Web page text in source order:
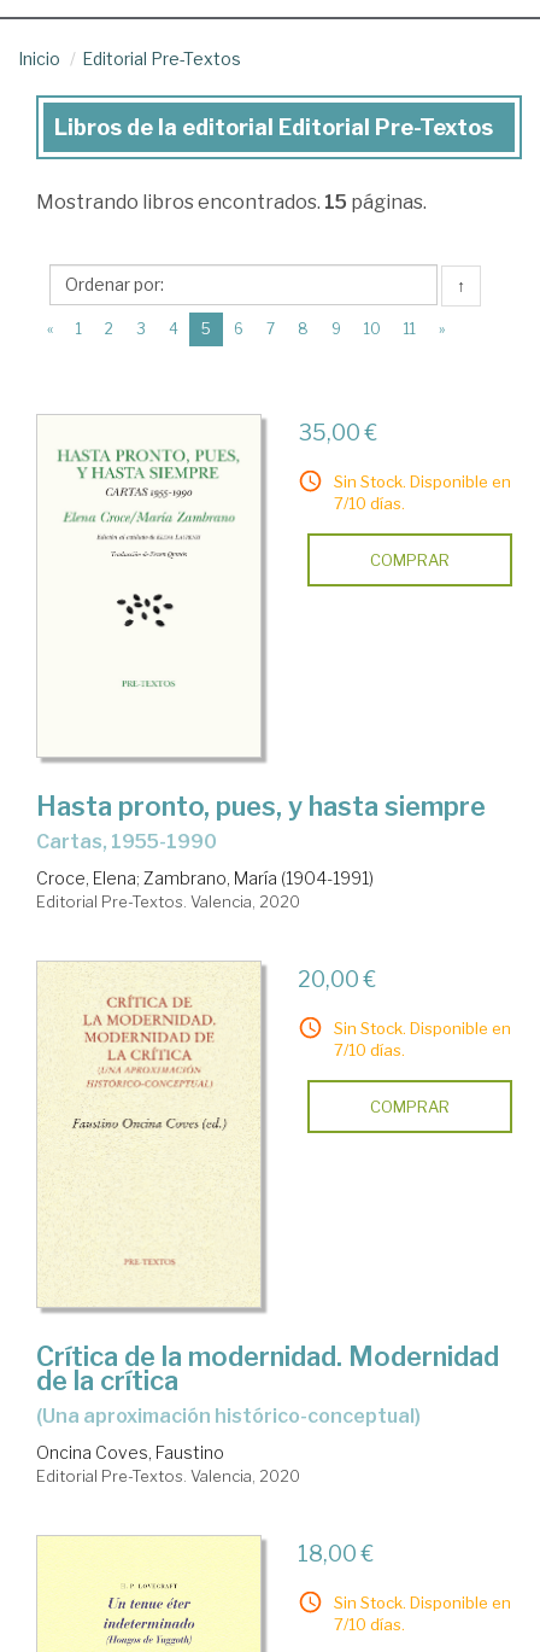
Inicio Editorial Pre-Textos
Libros
la
Editorial
Pre-
Libros de la editorial Editorial Pre-Textos
Mostrando libros encontrados. 15 páginas.
↑
« 1 2 3 4 5 (current)
6 7 8 9 10 11 »
35,00 €
Sin Stock. Disponible en
7/10 días.
COMPRAR
Hasta pronto, pues, y hasta siempre
Cartas, 1955-1990
Croce, Elena; Zambrano, María (1904-1991)
Editorial Pre-Textos. Valencia, 2020
20,00 €
Sin Stock. Disponible en
7/10 días.
COMPRAR
Crítica de la modernidad. Modernidad
de la crítica
(una aproximación histórico-conceptual)
Oncina Coves, Faustino
Editorial Pre-Textos. Valencia, 2020
18,00 €
Sin Stock. Disponible en
7/10 días.